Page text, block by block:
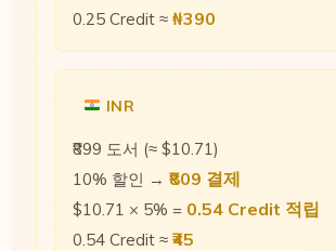
0.25 Credit ≈₦390
INR
₹899 도서 (≈ $10.71)
10% 할인 →₹809 결제
$10.71 × 5% = 0.54 Credit 적립
0.54 Credit ≈₹45